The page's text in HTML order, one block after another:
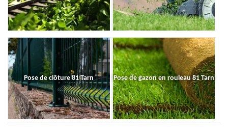
Pose de clôture 81 Tarn Pose de gazon en rouleau 81 Tarn